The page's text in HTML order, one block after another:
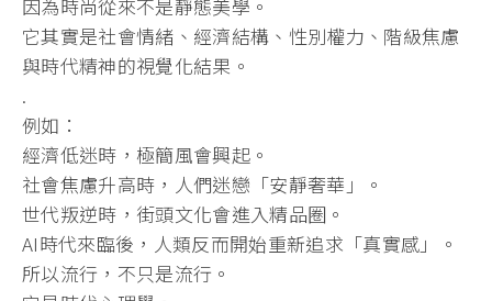
因為時尚從來不是靜態美學。
它其實是社會情緒、經濟結構、性別權力、階級焦慮
與時代精神的視覺化結果。
.
例如：
經濟低迷時，極簡風會興起。
社會焦慮升高時，人們迷戀「安靜奢華」。
世代叛逆時，街頭文化會進入精品圈。
AI時代來臨後，人類反而開始重新追求「真實感」。
所以流行，不只是流行。